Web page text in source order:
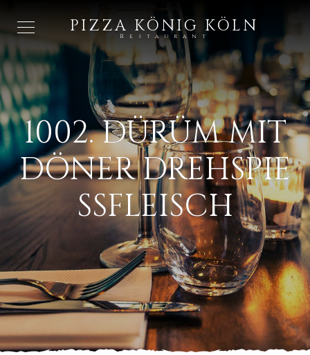
PIZZA KÖNIG KÖLN
Restaurant
1002. DÜRÜM MIT
DÖNER DREHSPIE
SSFLEISCH